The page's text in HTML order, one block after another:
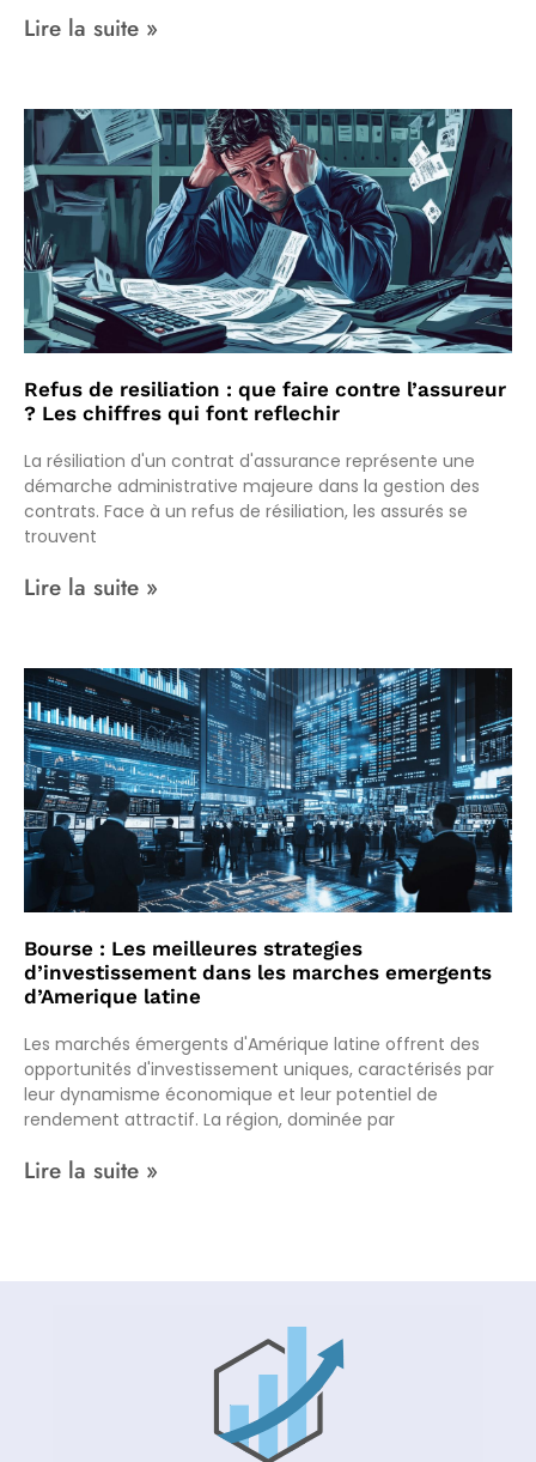
Lire la suite »
Refus de resiliation : que faire contre l’assureur
? Les chiffres qui font reflechir
La résiliation d'un contrat d'assurance représente une
démarche administrative majeure dans la gestion des
contrats. Face à un refus de résiliation, les assurés se
trouvent
Lire la suite »
Bourse : Les meilleures strategies
d’investissement dans les marches emergents
d’Amerique latine
Les marchés émergents d'Amérique latine offrent des
opportunités d'investissement uniques, caractérisés par
leur dynamisme économique et leur potentiel de
rendement attractif. La région, dominée par
Lire la suite »